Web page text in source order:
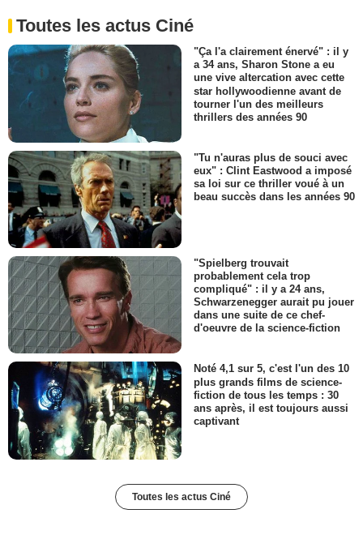
Toutes les actus Ciné
"Ça l'a clairement énervé" : il y
a 34 ans, Sharon Stone a eu
une vive altercation avec cette
star hollywoodienne avant de
tourner l'un des meilleurs
thrillers des années 90
"Tu n'auras plus de souci avec
eux" : Clint Eastwood a imposé
sa loi sur ce thriller voué à un
beau succès dans les années 90
"Spielberg trouvait
probablement cela trop
compliqué" : il y a 24 ans,
Schwarzenegger aurait pu jouer
dans une suite de ce chef-
d'oeuvre de la science-fiction
Noté 4,1 sur 5, c'est l'un des 10
plus grands films de science-
fiction de tous les temps : 30
ans après, il est toujours aussi
captivant
Toutes les actus Ciné